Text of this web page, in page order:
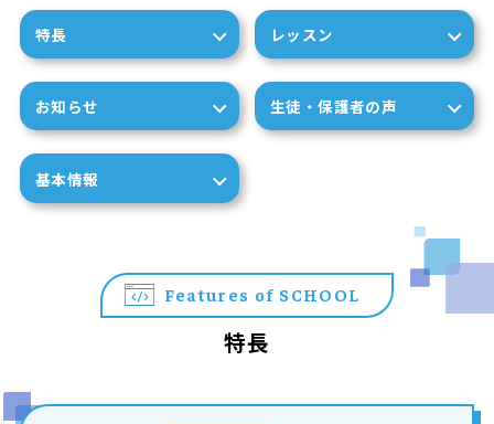
特長 レッスン
お知らせ 生徒・保護者の声
基本情報
Features of SCHOOL
特長